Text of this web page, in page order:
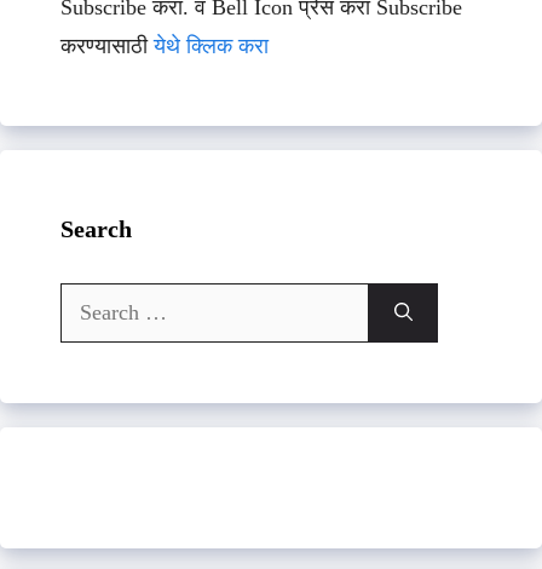
Subscribe करा. व Bell Icon प्रेस करा Subscribe
करण्यासाठीयेथे क्लिक करा
Search
Search
for: